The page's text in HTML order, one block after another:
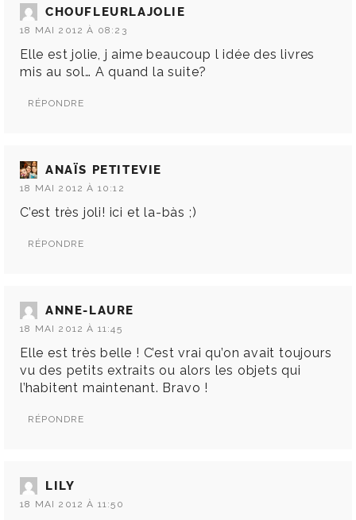
CHOUFLEURLAJOLIE
18 MAI 2012 À 08:23
Elle est jolie, j aime beaucoup l idée des livres
mis au sol… A quand la suite?
RÉPONDRE
ANAÏS PETITEVIE
18 MAI 2012 À 10:12
C’est très joli! ici et la-bàs ;)
RÉPONDRE
ANNE-LAURE
18 MAI 2012 À 11:45
Elle est très belle ! C’est vrai qu’on avait toujours
vu des petits extraits ou alors les objets qui
l’habitent maintenant. Bravo !
RÉPONDRE
LILY
18 MAI 2012 À 11:50